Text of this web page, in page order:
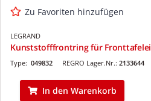
Zu Favoriten hinzufügen
LEGRAND
Kunststofffrontring für
REGRO Lager.Nr.: 2133644
Type: 049832
In den Warenkorb